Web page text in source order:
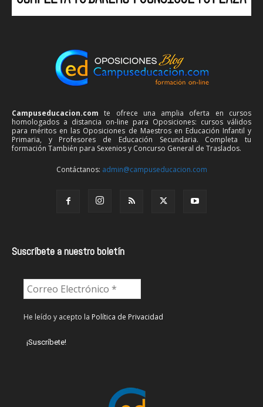
Campuseducacion.com te ofrece una amplia oferta en cursos
homologados a distancia on-line para Oposiciones: cursos válidos
para méritos en las Oposiciones de Maestros en Educación Infantil y
Primaria, y Profesores de Educación Secundaria. Completa tu
formación También para Sexenios y Concurso General de Traslados.
Contáctanos: admin@campuseducacion.com
Suscríbete a nuestro boletín
He leído y acepto la Política de Privacidad